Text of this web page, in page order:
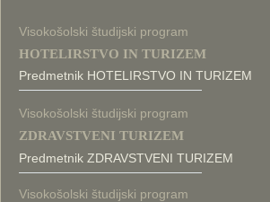
Visokošolski študijski program
HOTELIRSTVO IN TURIZEM
Predmetnik HOTELIRSTVO IN TURIZEM
Visokošolski študijski program
ZDRAVSTVENI TURIZEM
Predmetnik ZDRAVSTVENI TURIZEM
Visokošolski študijski program